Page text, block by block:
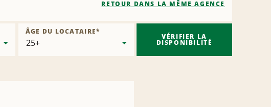
RETOUR DANS LA MÊME AGENCE
ÂGE DU LOCATAIRE*
VÉRIFIER LA
DISPONIBILITÉ